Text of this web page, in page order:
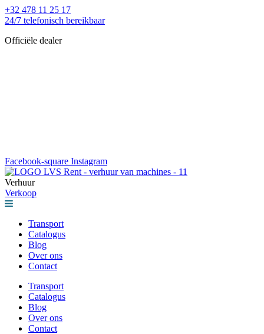
Ga
naar
inhoud
+32 478 11 25 17
24/7 telefonisch bereikbaar
Officiële dealer
Facebook-square Instagram
Verhuur
Verkoop
Transport
Catalogus
Blog
Over ons
Contact
Transport
Catalogus
Blog
Over ons
Contact